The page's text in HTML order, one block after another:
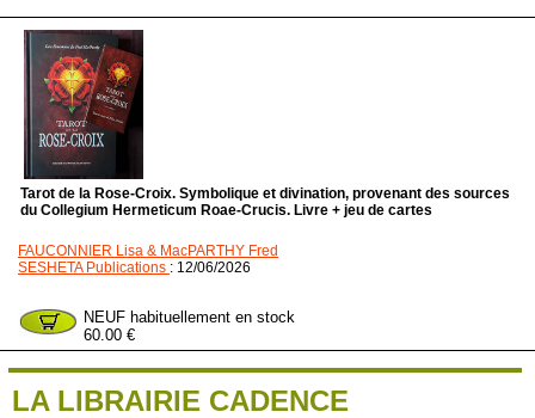
Tarot de la Rose-Croix. Symbolique et divination, provenant des sources
du Collegium Hermeticum Roae-Crucis. Livre + jeu de cartes
FAUCONNIER Lisa & MacPARTHY Fred
SESHETA Publications : 12/06/2026
NEUF habituellement en stock
60.00 €
LA LIBRAIRIE CADENCE